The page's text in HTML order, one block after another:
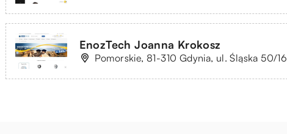
EnozTech Joanna Krokosz
Pomorskie, 81-310 Gdynia, ul. Śląska 50/16